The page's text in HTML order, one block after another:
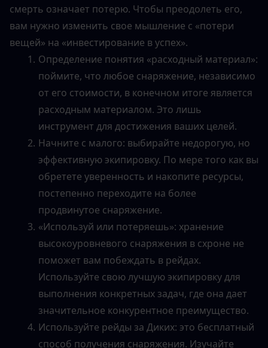
смерть означает потерю. Чтобы преодолеть его,
вам нужно изменить свое мышление с «потери
вещей» на «инвестирование в успех».
Определение понятия «расходный материал»:
поймите, что любое снаряжение, независимо
от его стоимости, в конечном итоге является
расходным материалом. Это лишь
инструмент для достижения ваших целей.
Начните с малого: выбирайте недорогую, но
эффективную экипировку. По мере того как вы
обретете уверенность и накопите ресурсы,
постепенно переходите на более
продвинутое снаряжение.
«Используй или потеряешь»: хранение
высокоуровневого снаряжения в схроне не
поможет вам побеждать в рейдах.
Используйте свою лучшую экипировку для
выполнения конкретных задач, где она дает
значительное конкурентное преимущество.
Используйте рейды за Диких: это бесплатный
способ получения снаряжения. Изучайте